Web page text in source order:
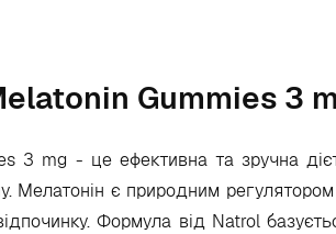
Gummies 3
3 mg - це ефективна та зручна
Мелатонін є природним
Формула від Natrol